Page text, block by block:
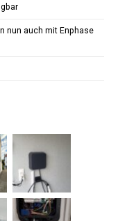
nun auch mit Enphase